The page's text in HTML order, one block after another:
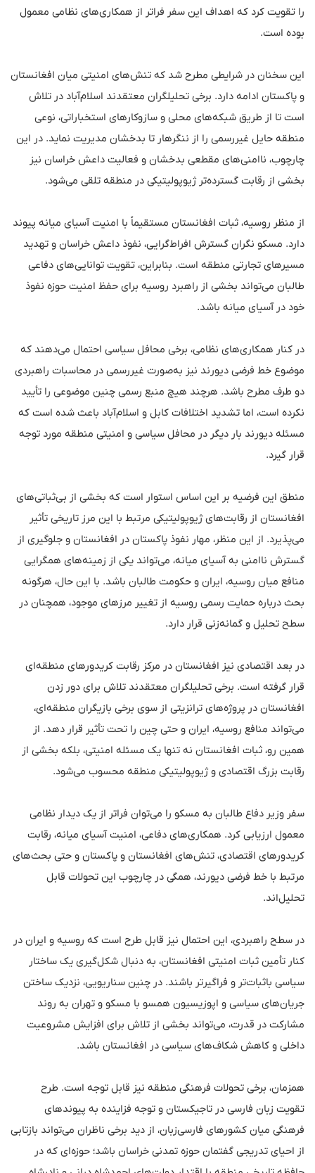
را تقویت کرد که اهداف این سفر فراتر از همکاری‌های نظامی معمول
بوده است.
این سخنان در شرایطی مطرح شد که تنش‌های امنیتی میان افغانستان
و پاکستان ادامه دارد. برخی تحلیلگران معتقدند اسلام‌آباد در تلاش
است تا از طریق شبکه‌های محلی و سازوکارهای استخباراتی، نوعی
منطقه حایل غیررسمی را از ننگرهار تا بدخشان مدیریت نماید. در این
چارچوب، ناامنی‌های مقطعی بدخشان و فعالیت داعش خراسان نیز
بخشی از رقابت گسترده‌تر ژیوپولیتیکی در منطقه تلقی می‌شود.
از منظر روسیه، ثبات افغانستان مستقیماً با امنیت آسیای میانه پیوند
دارد. مسکو نگران گسترش افراط‌گرایی، نفوذ داعش خراسان و تهدید
مسیرهای تجارتی منطقه است. بنابراین، تقویت توانایی‌های دفاعی
طالبان می‌تواند بخشی از راهبرد روسیه برای حفظ امنیت حوزه نفوذ
خود در آسیای میانه باشد.
در کنار همکاری‌های نظامی، برخی محافل سیاسی احتمال می‌دهند که
موضوع خط فرضی دیورند نیز به‌صورت غیررسمی در محاسبات راهبردی
دو طرف مطرح باشد. هرچند هیچ منبع رسمی چنین موضوعی را تأیید
نکرده است، اما تشدید اختلافات کابل و اسلام‌آباد باعث شده است که
مسئله دیورند بار دیگر در محافل سیاسی و امنیتی منطقه مورد توجه
قرار گیرد.
منطق این فرضیه بر این اساس استوار است که بخشی از بی‌ثباتی‌های
افغانستان از رقابت‌های ژیوپولیتیکی مرتبط با این مرز تاریخی تأثیر
می‌پذیرد. از این منظر، مهار نفوذ پاکستان در افغانستان و جلوگیری از
گسترش ناامنی به آسیای میانه، می‌تواند یکی از زمینه‌های همگرایی
منافع میان روسیه، ایران و حکومت طالبان باشد. با این حال، هرگونه
بحث درباره حمایت رسمی روسیه از تغییر مرزهای موجود، همچنان در
سطح تحلیل و گمانه‌زنی قرار دارد.
در بعد اقتصادی نیز افغانستان در مرکز رقابت کریدورهای منطقه‌ای
قرار گرفته است. برخی تحلیلگران معتقدند تلاش برای دور زدن
افغانستان در پروژه‌های ترانزیتی از سوی برخی بازیگران منطقه‌ای،
می‌تواند منافع روسیه، ایران و حتی چین را تحت تأثیر قرار دهد. از
همین رو، ثبات افغانستان نه تنها یک مسئله امنیتی، بلکه بخشی از
رقابت بزرگ اقتصادی و ژیوپولیتیکی منطقه محسوب می‌شود.
سفر وزیر دفاع طالبان به مسکو را می‌توان فراتر از یک دیدار نظامی
معمول ارزیابی کرد. همکاری‌های دفاعی، امنیت آسیای میانه، رقابت
کریدورهای اقتصادی، تنش‌های افغانستان و پاکستان و حتی بحث‌های
مرتبط با خط فرضی دیورند، همگی در چارچوب این تحولات قابل
تحلیل‌اند.
در سطح راهبردی، این احتمال نیز قابل طرح است که روسیه و ایران در
کنار تأمین ثبات امنیتی افغانستان، به دنبال شکل‌گیری یک ساختار
سیاسی باثبات‌تر و فراگیرتر باشند. در چنین سناریویی، نزدیک ساختن
جریان‌های سیاسی و اپوزیسیون همسو با مسکو و تهران به روند
مشارکت در قدرت، می‌تواند بخشی از تلاش برای افزایش مشروعیت
داخلی و کاهش شکاف‌های سیاسی در افغانستان باشد.
همزمان، برخی تحولات فرهنگی منطقه نیز قابل توجه است. طرح
تقویت زبان فارسی در تاجیکستان و توجه فزاینده به پیوندهای
فرهنگی میان کشورهای فارسی‌زبان، از دید برخی ناظران می‌تواند بازتابی
از احیای تدریجی گفتمان حوزه تمدنی خراسان باشد؛ حوزه‌ای که در